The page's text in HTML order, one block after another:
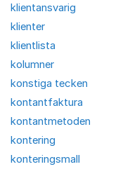
klientansvarig
klienter
klientlista
kolumner
konstiga tecken
kontantfaktura
kontantmetoden
kontering
konteringsmall